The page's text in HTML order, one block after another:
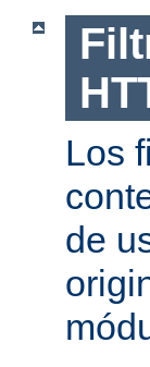
Los
de